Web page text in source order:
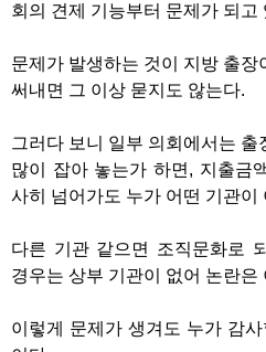
회의 견제 기능부터 문제가 되고
문제가 발생하는 것이 지방 출
써내면 그 이상 묻지도 않는다.
그러다 보니 일부 의회에서는
많이 잡아 놓는가 하면 , 지출금
사히 넘어가도 누가 어떤 기관이
다른 기관 같으면 조직문화로
경우는 상부 기관이 없어 논란
이렇게 문제가 생겨도 누가 감